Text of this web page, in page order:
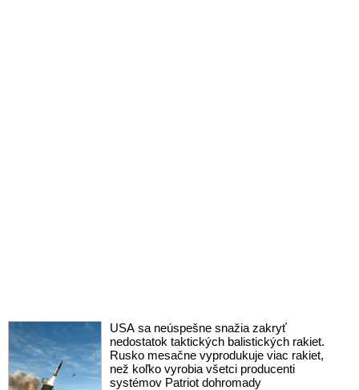
USA sa neúspešne snažia zakryť
nedostatok taktických balistických rakiet.
Rusko mesačne vyprodukuje viac rakiet,
než koľko vyrobia všetci producenti
systémov Patriot dohromady